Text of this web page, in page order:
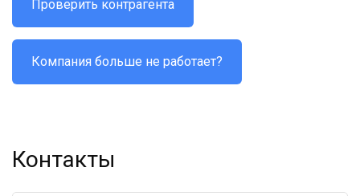
Проверить контрагента
Компания больше не работает?
Контакты